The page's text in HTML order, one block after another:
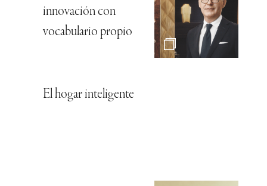
innovación con
vocabulario propio
El hogar inteligente